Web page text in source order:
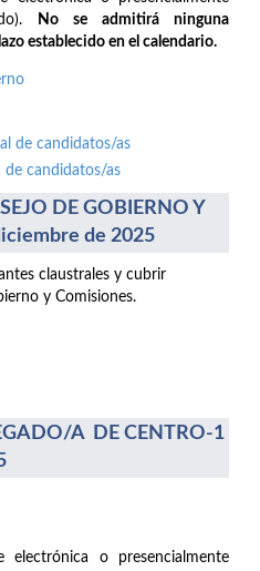
No se admitirá ninguna
establecido en el calendario.
de candidatos/as
de candidatos/as
DE GOBIERNO Y
de 2025
claustrales y cubrir
y Comisiones.
A DE CENTRO-1
electrónica o presencialmente